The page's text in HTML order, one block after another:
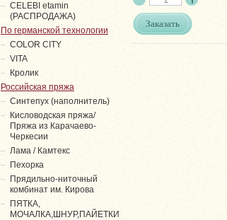
Заказать
СELEBI etamin
(РАСПРОДАЖА)
По германской технологии
COLOR CITY
VITA
Кролик
Российская пряжа
Синтепух (наполнитель)
Кисловодская пряжа/
Пряжа из Карачаево-
Черкесии
Лама / Камтекс
Пехорка
Прядильно-ниточный
комбинат им. Кирова
ПЯТКА,
МОЧАЛКА,ШНУР,ПАЙЕТКИ